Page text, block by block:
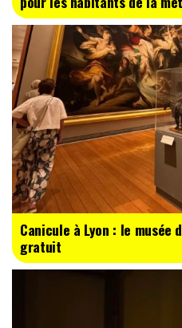
Canicule à Lyon : le musée
gratuit